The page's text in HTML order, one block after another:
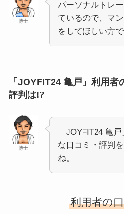
博士
パーソナルトレ
ているので、マ
をしてほしい方で
「JOYFIT24 亀戸」利用者
評判は!?
博士
「JOYFIT24 亀
な口コミ・評判
ね。
利用者の